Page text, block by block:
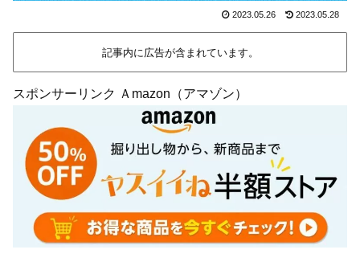
2023.05.26 2023.05.28
記事内に広告が含まれています。
スポンサーリンク Ａmazon（アマゾン）